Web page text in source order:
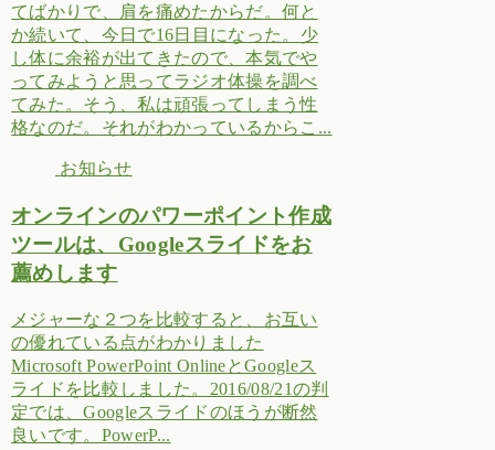
てばかりで、肩を痛めたからだ。何と
か続いて、今日で16日目になった。少
し体に余裕が出てきたので、本気でや
ってみようと思ってラジオ体操を調べ
てみた。そう、私は頑張ってしまう性
格なのだ。それがわかっているからこ...
お知らせ
オンラインのパワーポイント作成
ツールは、Googleスライドをお
薦めします
メジャーな２つを比較すると、お互い
の優れている点がわかりました
Microsoft PowerPoint OnlineとGoogleス
ライドを比較しました。2016/08/21の判
定では、Googleスライドのほうが断然
良いです。PowerP...